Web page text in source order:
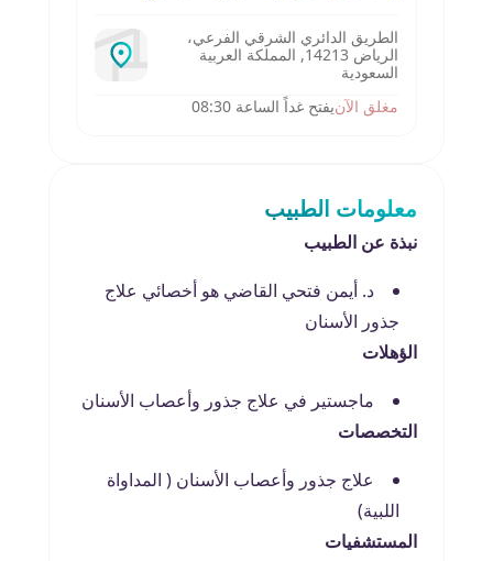
الطريق الدائري الشرقي الفرعي،
الرياض 14213, المملكة العربية
السعودية
مغلق الآنيفتح غداً الساعة 08:30
معلومات الطبيب
نبذة عن الطبيب
د. أيمن فتحي القاضي هو أخصائي علاج
جذور الأسنان
الؤهلات
ماجستير في علاج جذور وأعصاب الأسنان
التخصصات
علاج جذور وأعصاب الأسنان ( المداواة
اللبية)
المستشفيات